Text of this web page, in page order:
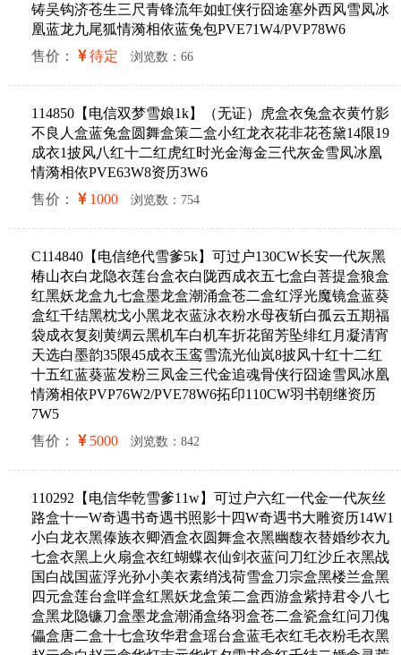
铸吴钩济苍生三尺青锋流年如虹侠行囧途塞外西风雪凤冰
凰蓝龙九尾狐情漪相依蓝兔包PVE71W4/PVP78W6
售价：
待定 浏览数：66
114850【电信双梦雪娘1k】（无证）虎盒衣兔盒衣黄竹影
不良人盒蓝兔盒圆舞盒策二盒小红龙衣花非花苍黛14限19
成衣1披风八红十二红虎红时光金海金三代灰金雪凤冰凰
情漪相依PVE63W8资历3W6
售价：
1000 浏览数：754
C114840【电信绝代雪爹5k】可过户130CW长安一代灰黑
椿山衣白龙隐衣莲台盒衣白陇西成衣五七盒白菩提盒狼盒
红黑妖龙盒九七盒墨龙盒潮涌盒苍二盒红浮光魔镜盒蓝葵
盒红千结黑枕戈小黑龙衣蓝泳衣粉水母夜斩白孤云五期福
袋成衣复刻黄绸云黑机车白机车折花留芳坠绯红月凝清宵
天选白墨韵35限45成衣玉鸾雪流光仙岚8披风十红十二红
十五红蓝葵蓝发粉三凤金三代金追魂骨侠行囧途雪凤冰凰
情漪相依PVP76W2/PVE78W6拓印110CW羽书朝继资历
7W5
售价：
5000 浏览数：842
110292【电信华乾雪爹11w】可过户六红一代金一代灰丝
路盒十一W奇遇书奇遇书照影十四W奇遇书大雕资历14W1
小白龙衣黑傣族衣卿酒盒衣圆舞盒衣黑幽馥衣替婚纱衣九
七盒衣黑上火扇盒衣红蝴蝶衣仙剑衣蓝问刀红沙丘衣黑战
国白战国蓝浮光孙小美衣素绡浅荷雪盒刀宗盒黑楼兰盒黑
四元盒莲台盒咩盒红黑妖龙盒策二盒西游盒紫持君令八七
盒黑龙隐镰刀盒墨龙盒潮涌盒络羽盒苍二盒瓷盒红问刀傀
儡盒唐二盒十七盒玫华君盒瑶台盒蓝毛衣红毛衣粉毛衣黑